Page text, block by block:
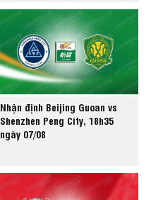
Nhận định Beijing Guoan vs
Shenzhen Peng City, 18h35
ngày 07/08